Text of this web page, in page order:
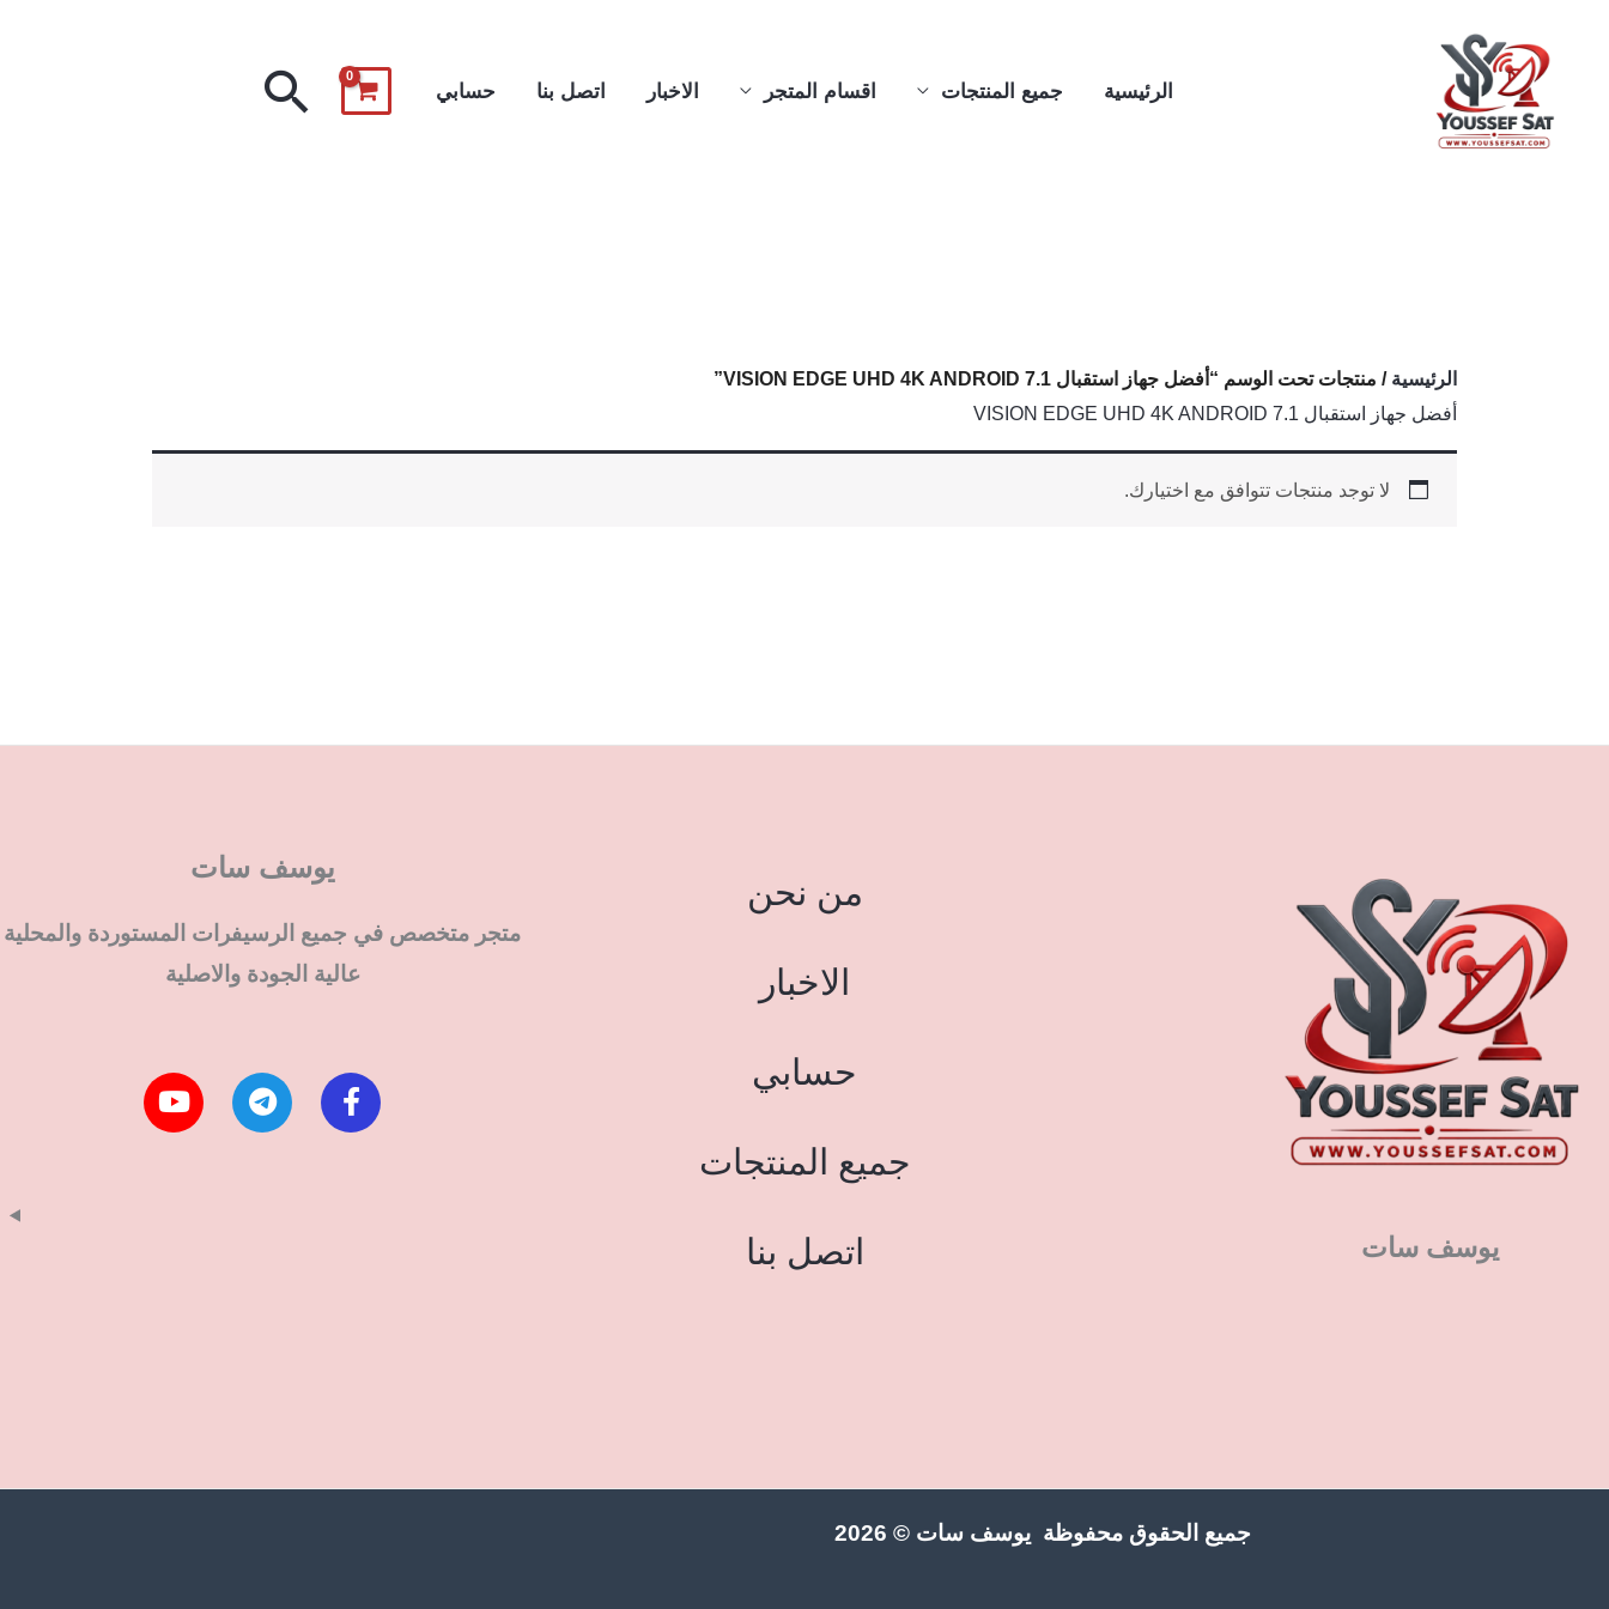
الرئيسية جميع المنتجات اقسام المتجر الاخبار اتصل بنا حسابي البحث
الرئيسية / منتجات تحت الوسم “أفضل جهاز استقبال VISION EDGE UHD 4K ANDROID 7.1”
أفضل جهاز استقبال VISION EDGE UHD 4K ANDROID 7.1
لا توجد منتجات تتوافق مع اختيارك.
يوسف سات
من نحن
الاخبار
حسابي
جميع المنتجات
اتصل بنا
يوسف سات
متجر متخصص في جميع الرسيفرات المستوردة والمحلية
عالية الجودة والاصلية
جميع الحقوق محفوظة يوسف سات © 2026